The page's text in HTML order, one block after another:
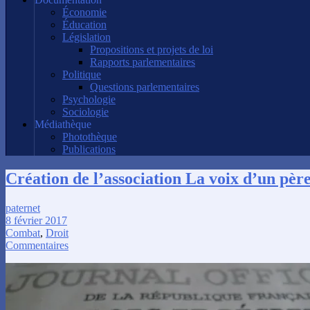
Économie
Éducation
Législation
Propositions et projets de loi
Rapports parlementaires
Politique
Questions parlementaires
Psychologie
Sociologie
Médiathèque
Photothèque
Publications
Création de l’association La voix d’un
paternet
8 février 2017
Combat, Droit
Commentaires